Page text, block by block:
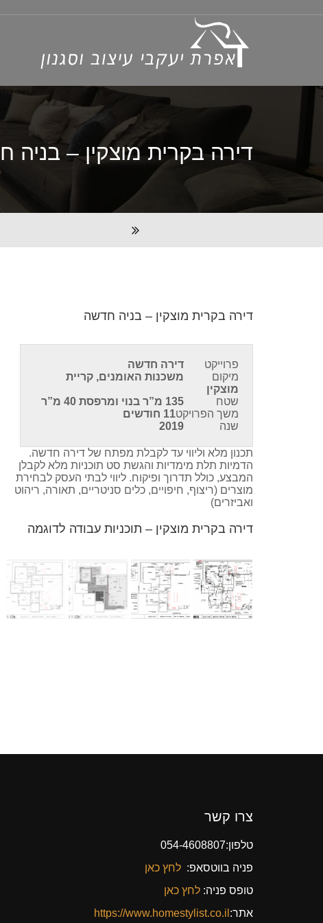
דירה בקרית מוצקין – בניה
דירה בקרית מוצקין – בניה חדשה
פרוייקט
דירה חדשה
מיקום
משכנות האומנים, קריית
מוצקין
שטח
135 מ”ר בנוי ומרפסת 40 מ”ר
משך הפרויקט11 חודשים
שנה
2019
תכנון מלא וליווי עד לקבלת מפתח של דירה חדשה.
הדמיות תלת מימדיות והגשת סט תוכניות מלא לקבלן
המבצע, כולל תדרוך ופיקוח. ליווי לבתי העסק לבחירת
מוצרים (ריצוף, חיפויים, כלים סניטריים, תאורה, ריהוט
ואביזרים)
דירה בקרית מוצקין – תוכניות עבודה לדוגמה
צרו קשר
טלפון:054-4608807
פניה בווטסאפ: לחץ כאן
טופס פניה: לחץ כאן
אתר: https://www.homestylist.co.il